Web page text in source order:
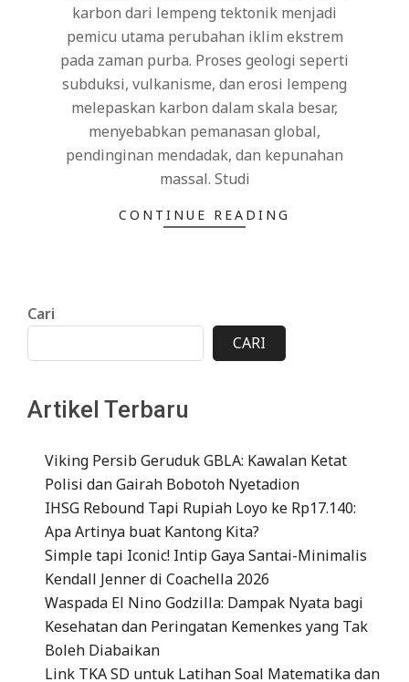
karbon dari lempeng tektonik menjadi
pemicu utama perubahan iklim ekstrem
pada zaman purba. Proses geologi seperti
subduksi, vulkanisme, dan erosi lempeng
melepaskan karbon dalam skala besar,
menyebabkan pemanasan global,
pendinginan mendadak, dan kepunahan
massal. Studi
CONTINUE READING
Cari
CARI
Artikel Terbaru
Viking Persib Geruduk GBLA: Kawalan Ketat
Polisi dan Gairah Bobotoh Nyetadion
IHSG Rebound Tapi Rupiah Loyo ke Rp17.140:
Apa Artinya buat Kantong Kita?
Simple tapi Iconic! Intip Gaya Santai-Minimalis
Kendall Jenner di Coachella 2026
Waspada El Nino Godzilla: Dampak Nyata bagi
Kesehatan dan Peringatan Kemenkes yang Tak
Boleh Diabaikan
Link TKA SD untuk Latihan Soal Matematika dan